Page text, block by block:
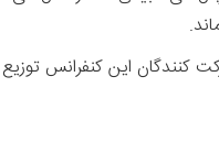
این کنفرانس